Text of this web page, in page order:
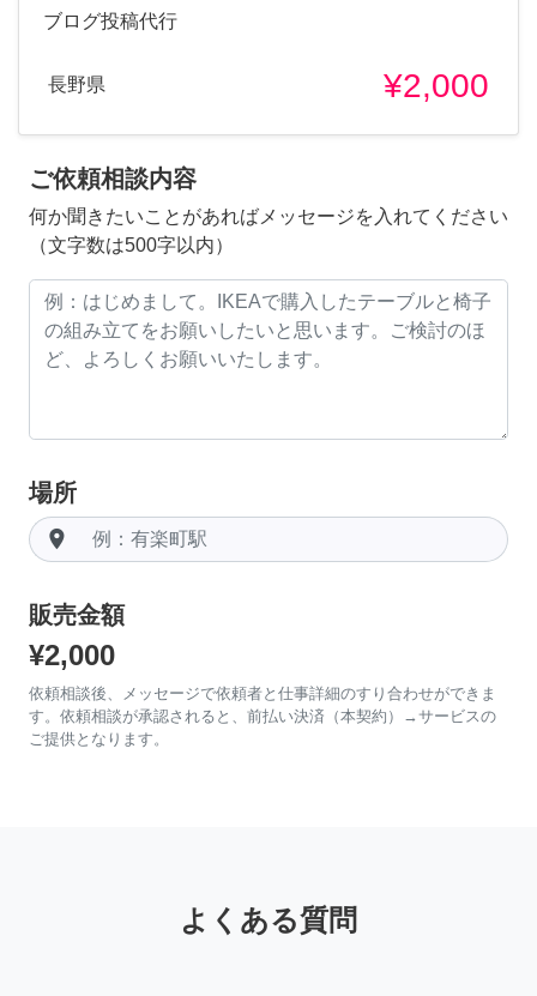
ブログ投稿代行
長野県 ¥2,000
ご依頼相談内容
何か聞きたいことがあればメッセージを入れてください
（文字数は500字以内）
場所
room
販売金額
¥2,000
依頼相談後、メッセージで依頼者と仕事詳細のすり合わせができま
す。依頼相談が承認されると、前払い決済（本契約）→サービスの
ご提供となります。
よくある質問